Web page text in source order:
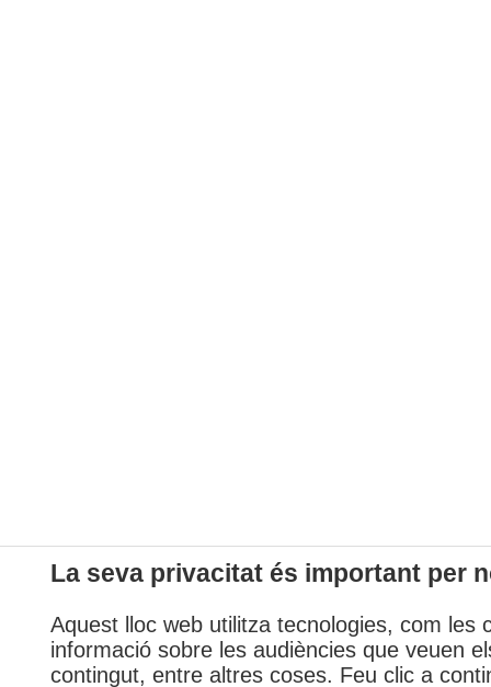
La seva privacitat és important per
Aquest lloc web utilitza tecnologies, com les
informació sobre les audiències que veuen
contingut, entre altres coses. Feu clic a